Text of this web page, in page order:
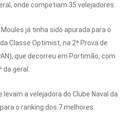
onde competiam 35 velejadores.
já tinha sido apurada para o
Classe Optimist, na 2ª Prova de
que decorreu em Portimão, com
geral.
a velejadora do Clube Naval da
o ranking dos 7 melhores